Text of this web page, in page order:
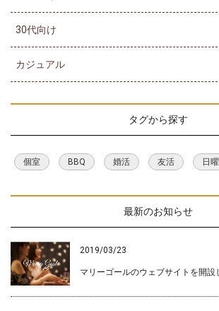
30代向け
カジュアル
タグから探す
個室 BBQ 婚活 友活 日
最新のお知らせ
2019/03/23
マリーゴールのウェブサイトを開設